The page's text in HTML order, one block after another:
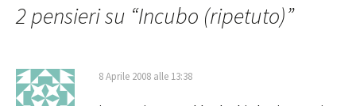
articolo
2 pensieri su “Incubo (ripetuto)”
8 Aprile 2008 alle 13:38